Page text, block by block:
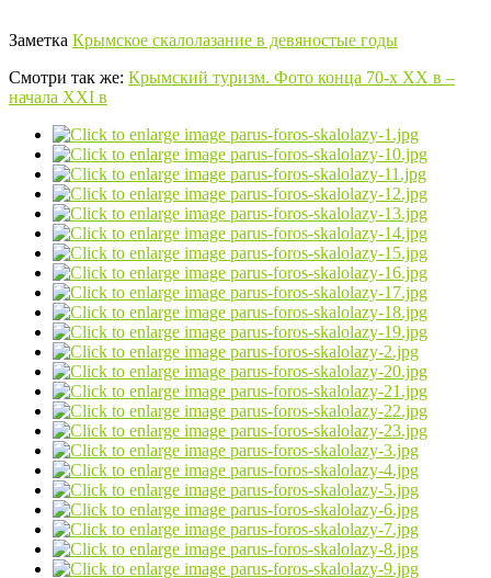
Заметка Крымское скалолазание в девяностые годы
Смотри так же: Крымский туризм. Фото конца 70-х ХХ в –
начала ХХI в